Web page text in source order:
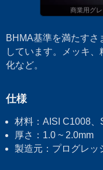
商業用グ
BHMA基準を満たす
しています。メッキ
化など。
仕様
材料：AISI C1008、
厚さ：1.0 ~ 2.0mm
製造元：プログレッ